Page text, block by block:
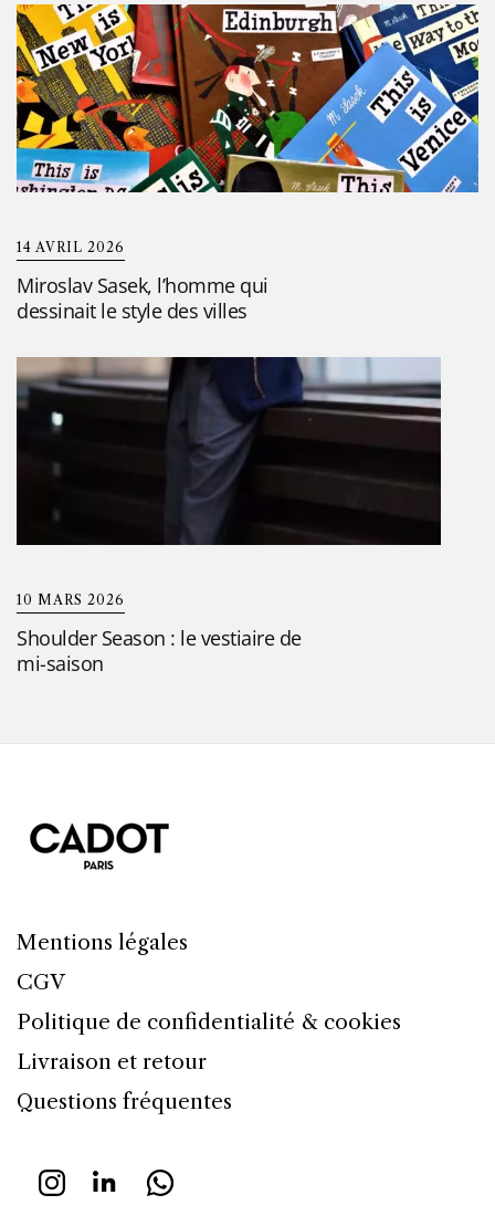
14 AVRIL 2026
Miroslav Sasek, l’homme qui
dessinait le style des villes
10 MARS 2026
Shoulder Season : le vestiaire de
mi-saison
Mentions légales
CGV
Politique de confidentialité & cookies
Livraison et retour
Questions fréquentes